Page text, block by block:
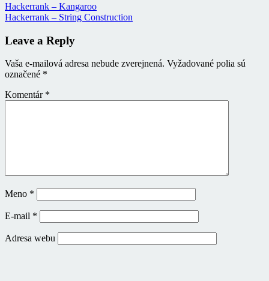
Hackerrank – Kangaroo
Hackerrank – String Construction
Leave a Reply
Vaša e-mailová adresa nebude zverejnená. Vyžadované polia sú
označené *
Komentár *
Meno *
E-mail *
Adresa webu